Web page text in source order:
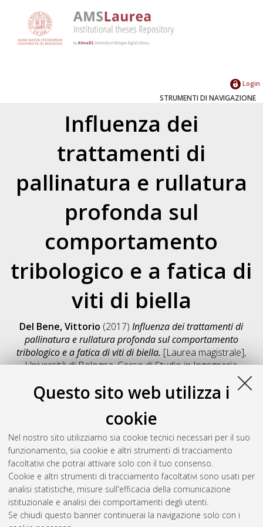
Questo sito web utilizza i
cookie
Nel nostro sito utilizziamo sia cookie tecnici necessari per il suo
funzionamento, sia cookie e altri strumenti di tracciamento
facoltativi che potrai attivare solo con il tuo consenso.
Cookie e altri strumenti di tracciamento facoltativi sono usati per
analisi statistiche, misure sull'efficacia della comunicazione
istituzionale e analisi dei comportamenti degli utenti.
Se chiudi questo banner continuerai la navigazione solo con i
Login
STRUMENTI DI NAVIGAZIONE
Influenza dei
trattamenti di
pallinatura e rullatura
profonda sul
comportamento
tribologico e a fatica di
viti di biella
Del Bene, Vittorio (2017)Influenza dei trattamenti di
pallinatura e rullatura profonda sul comportamento
tribologico e a fatica di viti di biella. [Laurea magistrale],
Università di Bologna, Corso di Studio inIngegneria
, Documento full-text non disponibile
Salva citazione
Condividi
Il full-text non è disponibile per scelta dell'autore. (
Abstract
Altri metadati
Gestione del documento: